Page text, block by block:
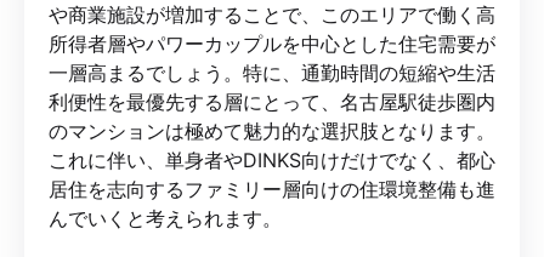
や商業施設が増加することで、このエリアで働く高
所得者層やパワーカップルを中心とした住宅需要が
一層高まるでしょう。特に、通勤時間の短縮や生活
利便性を最優先する層にとって、名古屋駅徒歩圏内
のマンションは極めて魅力的な選択肢となります。
これに伴い、単身者やDINKS向けだけでなく、都心
居住を志向するファミリー層向けの住環境整備も進
んでいくと考えられます。